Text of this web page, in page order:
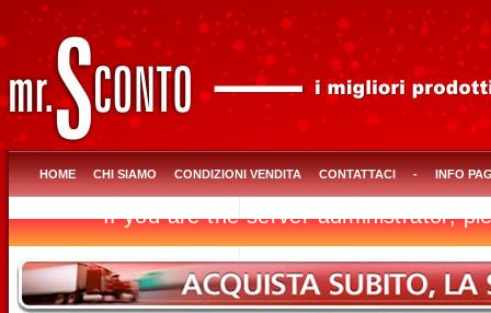
HOME CHI SIAMO CONDIZIONI VENDITA CONTATTACI - INFO